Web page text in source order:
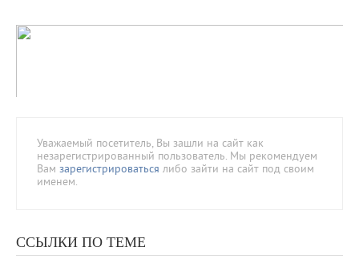
Уважаемый посетитель, Вы зашли на сайт как
незарегистрированный пользователь. Мы рекомендуем
Вам зарегистрироваться либо зайти на сайт под своим
именем.
ССЫЛКИ ПО ТЕМЕ